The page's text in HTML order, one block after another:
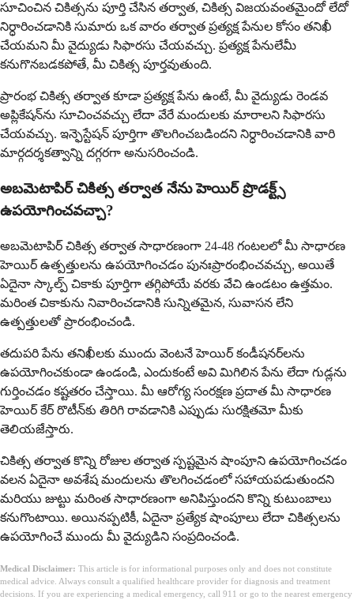
సూచించిన చికిత్సను పూర్తి చేసిన తర్వాత, చికిత్స విజయవంతమైందో లేదో
నిర్ధారించడానికి సుమారు ఒక వారం తర్వాత ప్రత్యక్ష పేనుల కోసం తనిఖీ
చేయమని మీ వైద్యుడు సిఫారసు చేయవచ్చు. ప్రత్యక్ష పేనులేమీ
కనుగొనబడకపోతే, మీ చికిత్స పూర్తవుతుంది.
ప్రారంభ చికిత్స తర్వాత కూడా ప్రత్యక్ష పేను ఉంటే, మీ వైద్యుడు రెండవ
అప్లికేషన్‌ను సూచించవచ్చు లేదా వేరే మందులకు మారాలని సిఫారసు
చేయవచ్చు. ఇన్ఫెస్టేషన్ పూర్తిగా తొలగించబడిందని నిర్ధారించడానికి వారి
మార్గదర్శకత్వాన్ని దగ్గరగా అనుసరించండి.
అబమెటాపిర్ చికిత్స తర్వాత నేను హెయిర్ ప్రొడక్ట్స్
ఉపయోగించవచ్చా?
అబమెటాపిర్ చికిత్స తర్వాత సాధారణంగా 24-48 గంటలలో మీ సాధారణ
హెయిర్ ఉత్పత్తులను ఉపయోగించడం పునఃప్రారంభించవచ్చు, అయితే
ఏదైనా స్కాల్ప్ చికాకు పూర్తిగా తగ్గిపోయే వరకు వేచి ఉండటం ఉత్తమం.
మరింత చికాకును నివారించడానికి సున్నితమైన, సువాసన లేని
ఉత్పత్తులతో ప్రారంభించండి.
తదుపరి పేను తనిఖీలకు ముందు వెంటనే హెయిర్ కండీషనర్‌లను
ఉపయోగించకుండా ఉండండి, ఎందుకంటే అవి మిగిలిన పేను లేదా గుడ్లను
గుర్తించడం కష్టతరం చేస్తాయి. మీ ఆరోగ్య సంరక్షణ ప్రదాత మీ సాధారణ
హెయిర్ కేర్ రొటీన్‌కు తిరిగి రావడానికి ఎప్పుడు సురక్షితమో మీకు
తెలియజేస్తారు.
చికిత్స తర్వాత కొన్ని రోజుల తర్వాత స్పష్టమైన షాంపూని ఉపయోగించడం
వలన ఏదైనా అవశేష మందులను తొలగించడంలో సహాయపడుతుందని
మరియు జుట్టు మరింత సాధారణంగా అనిపిస్తుందని కొన్ని కుటుంబాలు
కనుగొంటాయి. అయినప్పటికీ, ఏదైనా ప్రత్యేక షాంపూలు లేదా చికిత్సలను
ఉపయోగించే ముందు మీ వైద్యుడిని సంప్రదించండి.
Medical Disclaimer: This article is for informational purposes only and does not constitute
medical advice. Always consult a qualified healthcare provider for diagnosis and treatment
decisions. If you are experiencing a medical emergency, call 911 or go to the nearest emergency